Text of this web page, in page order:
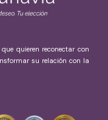
quieren reconectar con
su relación con la